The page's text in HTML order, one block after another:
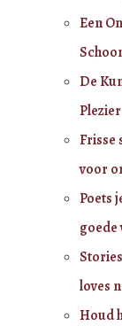
Een
De
Frisse
voor
Poets
goede
loves
Houd